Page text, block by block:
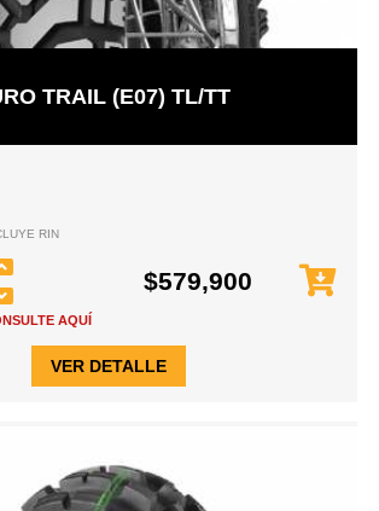
TRAIL (E07) TL/TT
RIN
$579,900
AQUÍ
VER DETALLE